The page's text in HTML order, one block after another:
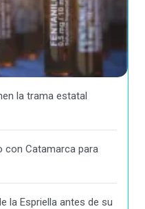
la trama estatal
con Catamarca para
la Espriella antes de su